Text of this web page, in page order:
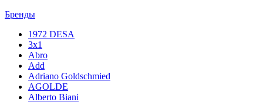
Бренды
1972 DESA
3x1
Abro
Add
Adriano Goldschmied
AGOLDE
Alberto Biani